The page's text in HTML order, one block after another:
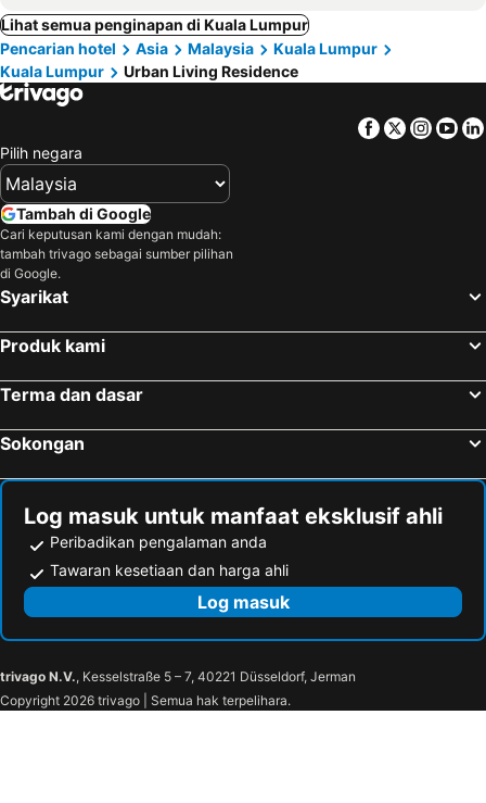
Lihat semua penginapan di Kuala Lumpur
Pencarian hotel
Asia Malaysia
Kuala Lumpur
Kuala Lumpur
Urban Living Residence
Facebook
Twitter
Pilih negara
Tambah di Google
Cari keputusan kami dengan mudah:
tambah trivago sebagai sumber pilihan
di Google.
Syarikat
Produk kami
Terma dan dasar
Sokongan
Log masuk untuk manfaat eksklusif ahli
Peribadikan pengalaman anda
Tawaran kesetiaan dan harga ahli
Log masuk
trivago N.V., Kesselstraße 5 – 7, 40221 Düsseldorf, Jerman
Copyright 2026 trivago | Semua hak terpelihara.